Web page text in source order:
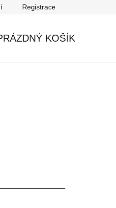
Registrace
KOŠÍK